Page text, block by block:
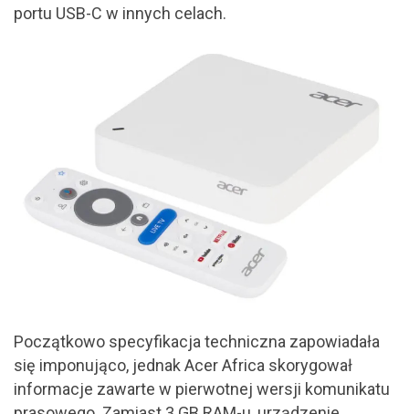
portu USB-C w innych celach.
Początkowo specyfikacja techniczna zapowiadała
się imponująco, jednak Acer Africa skorygował
informacje zawarte w pierwotnej wersji komunikatu